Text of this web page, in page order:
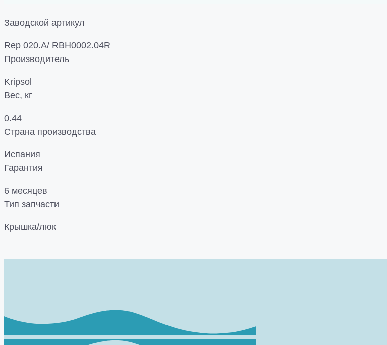
Заводской артикул
Rep 020.A/ RBH0002.04R
Производитель
Kripsol
Вес, кг
0.44
Страна производства
Испания
Гарантия
6 месяцев
Тип запчасти
Крышка/люк